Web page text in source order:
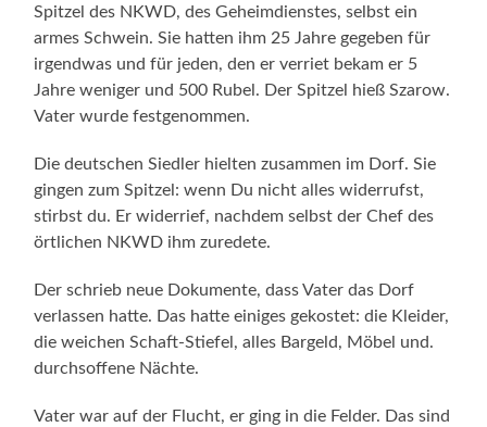
Spitzel des NKWD, des Geheimdienstes, selbst ein
armes Schwein. Sie hatten ihm 25 Jahre gegeben für
irgendwas und für jeden, den er verriet bekam er 5
Jahre weniger und 500 Rubel. Der Spitzel hieß Szarow.
Vater wurde festgenommen.
Die deutschen Siedler hielten zusammen im Dorf. Sie
gingen zum Spitzel: wenn Du nicht alles widerrufst,
stirbst du. Er widerrief, nachdem selbst der Chef des
örtlichen NKWD ihm zuredete.
Der schrieb neue Dokumente, dass Vater das Dorf
verlassen hatte. Das hatte einiges gekostet: die Kleider,
die weichen Schaft-Stiefel, alles Bargeld, Möbel und.
durchsoffene Nächte.
Vater war auf der Flucht, er ging in die Felder. Das sind